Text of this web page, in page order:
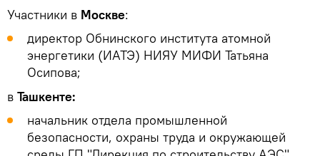
Участники в Москве:
директор Обнинского института атомной
энергетики (ИАТЭ) НИЯУ МИФИ Татьяна
Осипова;
в Ташкенте:
начальник отдела промышленной
безопасности, охраны труда и окружающей